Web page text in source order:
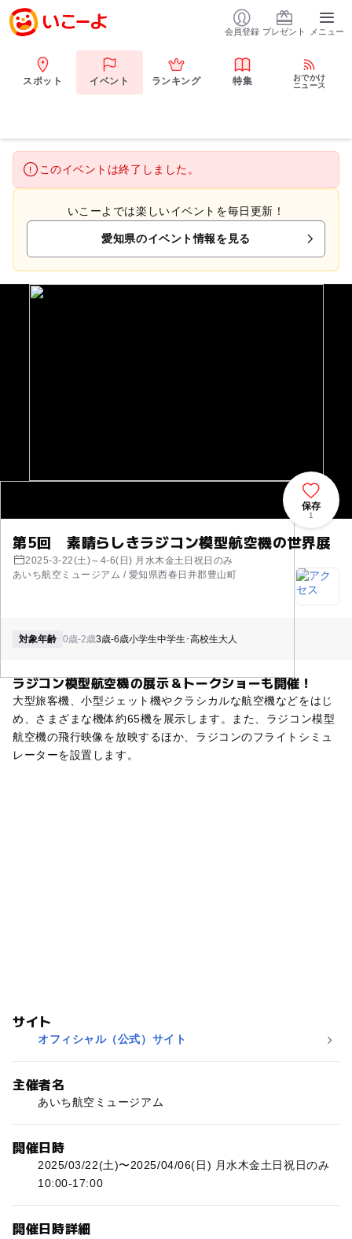
会員登録 プレゼント メニュー
スポット イベント ランキング 特集
おでかけ
ニュース
このイベントは終了しました。
いこーよでは楽しいイベントを毎日更新！
愛知県のイベント情報を見る
第5回 素晴らしきラジコン模型航空機の世界展
2025-3-22(土)～4-6(日) 月水木金土日祝日のみ
あいち航空ミュージアム / 愛知県西春日井郡豊山町
保存
1
対象年齢 0歳-2歳3歳-6歳小学生中学生･高校生大人
ラジコン模型航空機の展示＆トークショーも開催！
大型旅客機、小型ジェット機やクラシカルな航空機などをはじ
め、さまざまな機体約65機を展示します。また、ラジコン模型
航空機の飛行映像を放映するほか、ラジコンのフライトシミュ
レーターを設置します。
サイト
オフィシャル（公式）サイト
主催者名
あいち航空ミュージアム
開催日時
2025/03/22(土)〜2025/04/06(日) 月水木金土日祝日のみ
10:00-17:00
開催日時詳細